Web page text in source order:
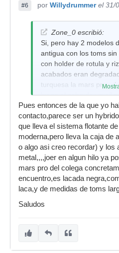
#6 por Willydrummer el 31/
Zone_0 escribió:
Si, pero hay 2 modelos
antigua con los toms
con holder de rotula y
acabados eran
turquesa la mars pro
luego al cabo de un
flotantes (tal como
enganchada a las
esos 2 modelos esta en
mezcla de maderas:
bombo son de metal. Y
arce o de abedul y con
mismo material. Y si no
traia de serie caja de
tubulares y las
Si no me hubieran
Pues entonces de la que yo
contacto,parece ser un
que lleva el sistema flotante
moderna,pero lleva la caja de
o algo asi creo recordar) y los
metal,,,,joer en algun hilo ya
mars pro del colega
encuentro,es lacada
laca,y de medidas de toms
Saludos